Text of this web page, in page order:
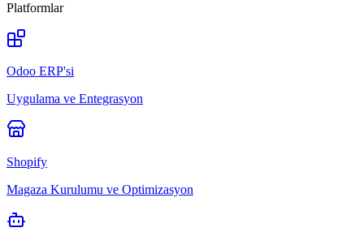
Platformlar
Odoo ERP'si
Uygulama ve Entegrasyon
Shopify
Magaza Kurulumu ve Optimizasyon